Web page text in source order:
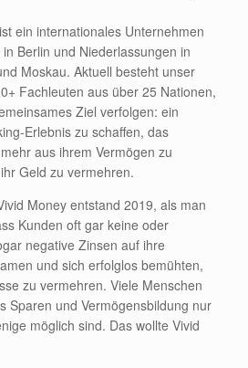
ein internationales Unternehmen
Berlin und Niederlassungen in
Moskau. Aktuell besteht unser
Fachleuten aus über 25 Nationen,
Ziel verfolgen: ein
Erlebnis zu schaffen, das
aus ihrem Vermögen zu
Geld zu vermehren.
Money entstand 2019, als man
Kunden oft gar keine oder
negative Zinsen auf ihre
und sich erfolglos bemühten,
zu vermehren. Viele Menschen
Sparen und Vermögensbildung nur
möglich sind. Das wollte Vivid